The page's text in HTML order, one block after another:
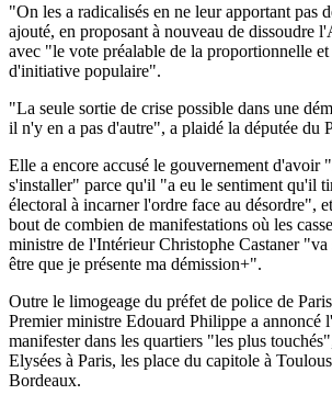
"On les a radicalisés en ne leur apportant pas
ajouté, en proposant à nouveau de dissoudre
avec "le vote préalable de la proportionnelle
d'initiative populaire".
"La seule sortie de crise possible dans une
il n'y en a pas d'autre", a plaidé la députée du
Elle a encore accusé le gouvernement d'avoir
s'installer" parce qu'il "a eu le sentiment qu'il
électoral à incarner l'ordre face au désordre",
bout de combien de manifestations où les
ministre de l'Intérieur Christophe Castaner
être que je présente ma démission+".
Outre le limogeage du préfet de police de
Premier ministre Edouard Philippe a annoncé
manifester dans les quartiers "les plus
Elysées à Paris, les place du capitole à
Bordeaux.